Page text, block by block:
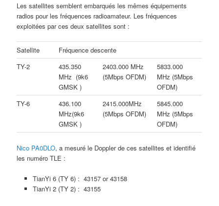
Les satellites semblent embarqués les mêmes équipements
radios pour les fréquences radioamateur. Les fréquences
exploitées par ces deux satellites sont :
Satellite
Fréquence descente
TY-2
435.350
MHz (9k6
GMSK )
2403.000 MHz
(5Mbps OFDM)
5833.000
MHz (5Mbps
OFDM)
TY-6
436.100
MHz(9k6
GMSK )
2415.000MHz
(5Mbps OFDM)
5845.000
MHz (5Mbps
OFDM)
Nico PA0DLO, a mesuré le Doppler de ces satellites et identifié
les numéro TLE :
TianYi 6 (TY 6) : 43157 or 43158
TianYi 2 (TY 2) : 43155